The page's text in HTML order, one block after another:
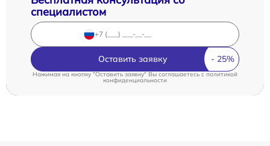
специалистом
Оставить заявку
Нажимая на кнопку "Оставить заявку" Вы соглашаетесь cполитикой
конфиденциальности